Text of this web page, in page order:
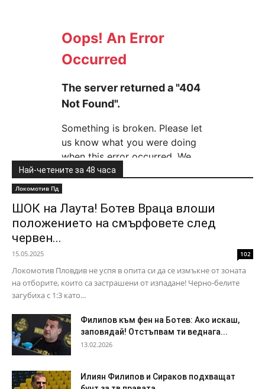
Най-четените за 48 часа
Локомотив Пд
ШОК на Лаута! Ботев Враца влоши
положението на смърфовете след
червен...
15.05.2025 102
Локомотив Пловдив не успя в опита си да се измъкне от зоната
на отборите, които са застрашени от изпадане! Черно-белите
загубиха с 1:3 като...
Филипов към фен на Ботев: Ако искаш,
заповядай! Отстъпвам ти веднага...
13.02.2026
Илиян Филипов и Сираков подхващат